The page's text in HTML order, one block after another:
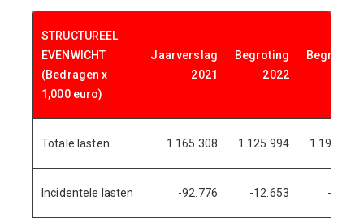
STRUCTUREEL
EVENWICHT
(Bedragen x
1,000 euro)
Jaarverslag
2021
Begroting
2022
Begroting
Totale lasten 1.165.308 1.125.994 1.190.508
Incidentele lasten -92.776 -12.653 -5.017